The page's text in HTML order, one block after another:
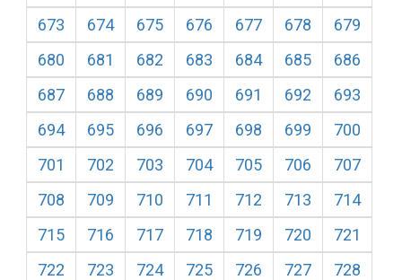
673
674 675 676 677 678
679
680
681 682 683 684 685
686
687
688 689 690 691 692
693
694
695 696 697 698 699
700
701
702 703 704 705 706
707
708
709 710 711 712 713
714
715
716 717 718 719 720
721
722
723 724 725 726 727
728